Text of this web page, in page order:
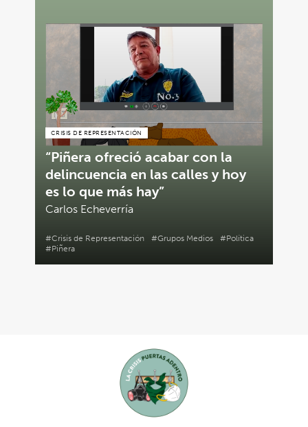
CRISIS DE REPRESENTACIÓN
“Piñera ofreció acabar con la
delincuencia en las calles y hoy
es lo que más hay”
Carlos Echeverría
#Crisis de Representación #Grupos Medios
#Política
#Piñera